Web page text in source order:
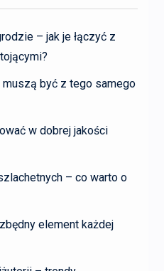
– jak je łączyć z
być z tego samego
w dobrej jakości
– co warto o
element każdej